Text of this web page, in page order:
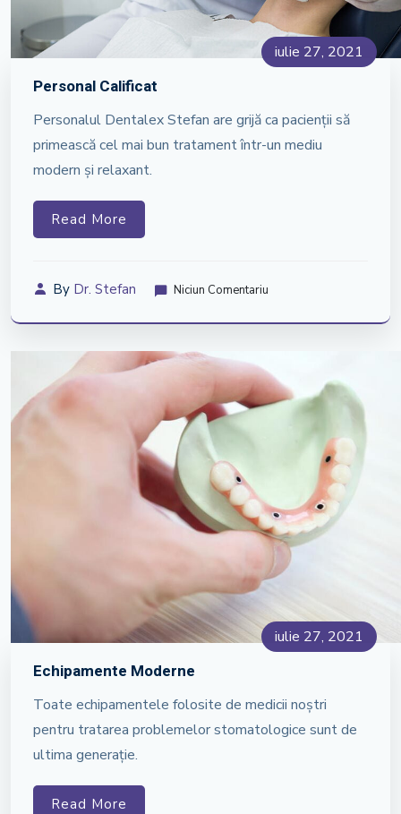
iulie 27, 2021
Personal Calificat
Personalul Dentalex Stefan are grijă ca pacienții să
primească cel mai bun tratament într-un mediu
modern și relaxant.
Read More
By Dr. Stefan Niciun Comentariu
iulie 27, 2021
Echipamente Moderne
Toate echipamentele folosite de medicii noștri
pentru tratarea problemelor stomatologice sunt de
ultima generație.
Read More